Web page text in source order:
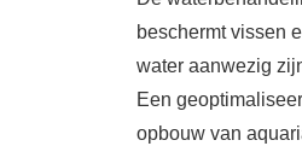
beschermt vissen
water aanwezig
Een
opbouw van